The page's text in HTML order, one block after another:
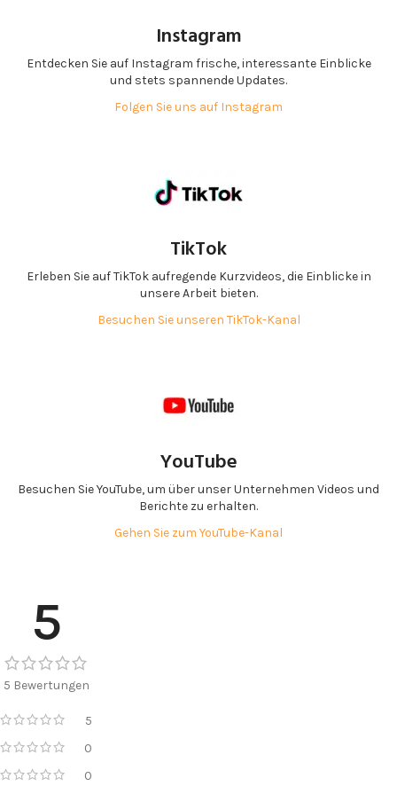
Instagram
Entdecken Sie auf Instagram frische, interessante Einblicke
und stets spannende Updates.
Folgen Sie uns auf Instagram
TikTok
Erleben Sie auf TikTok aufregende Kurzvideos, die Einblicke in
unsere Arbeit bieten.
Besuchen Sie unseren TikTok-Kanal
YouTube
Besuchen Sie YouTube, um über unser Unternehmen Videos und
Berichte zu erhalten.
Gehen Sie zum YouTube-Kanal
5
5 Bewertungen
5
0
0